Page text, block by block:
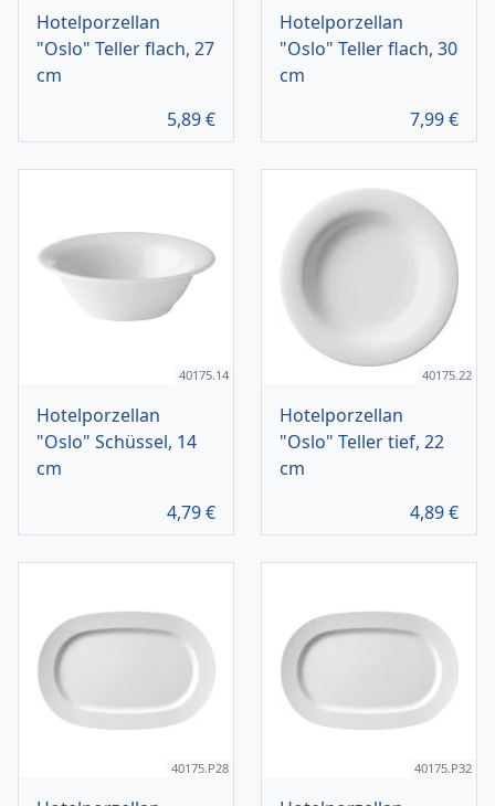
Hotelporzellan
"Oslo" Teller flach, 27
cm
5,89€
Hotelporzellan
"Oslo" Teller flach, 30
cm
7,99€
40175.14
Hotelporzellan
"Oslo" Schüssel, 14
cm
4,79€
40175.22
Hotelporzellan
"Oslo" Teller tief, 22
cm
4,89€
40175.P28 40175.P32